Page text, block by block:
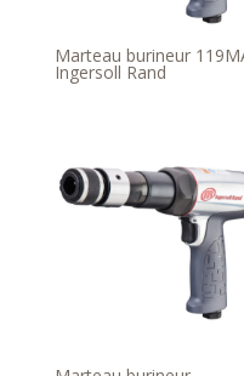
Marteau burineur
Ingersoll Rand